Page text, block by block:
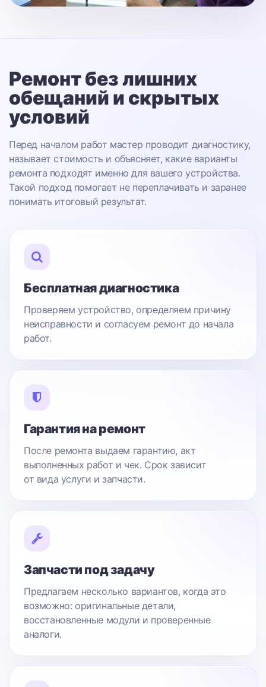
Ремонт без лишних
обещаний и скрытых
условий
Перед началом работ мастер проводит диагностику,
называет стоимость и объясняет, какие варианты
ремонта подходят именно для вашего устройства.
Такой подход помогает не переплачивать и заранее
понимать итоговый результат.
Бесплатная диагностика
Проверяем устройство, определяем причину
неисправности и согласуем ремонт до начала
работ.
Гарантия на ремонт
После ремонта выдаем гарантию, акт
выполненных работ и чек. Срок зависит
от вида услуги и запчасти.
Запчасти под задачу
Предлагаем несколько вариантов, когда это
возможно: оригинальные детали,
восстановленные модули и проверенные
аналоги.